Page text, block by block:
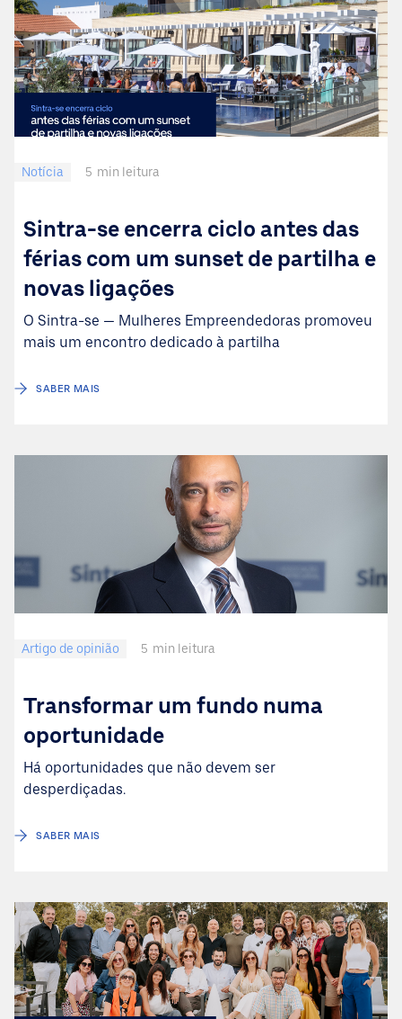
Notícia 5 min leitura
Sintra-se encerra ciclo antes das
férias com um sunset de partilha e
novas ligações
O Sintra-se — Mulheres Empreendedoras promoveu
mais um encontro dedicado à partilha
SABER MAIS
Artigo de opinião 5 min leitura
Transformar um fundo numa
oportunidade
Há oportunidades que não devem ser
desperdiçadas.
SABER MAIS